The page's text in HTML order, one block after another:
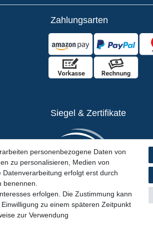
personenbezogene Daten von
zu personalisieren, Medien von
erfolgt erst durch
erfolgen. Die Zustimmung kann
zu einem späteren Zeitpunkt
zur Verwendung
Zahlungsarten
Siegel & Zertifikate